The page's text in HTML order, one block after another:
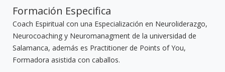
Formación Especifica
Coach Espiritual con una Especialización en Neuroliderazgo,
Neurocoaching y Neuromanagment de la universidad de
Salamanca, además es Practitioner de Points of You,
Formadora asistida con caballos.